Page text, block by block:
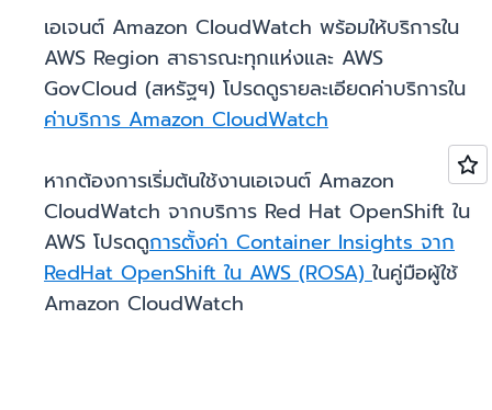
เอเจนต์ Amazon CloudWatch พร้อมให้บริการใน
AWS Region สาธารณะทุกแห่งและ AWS
GovCloud (สหรัฐฯ) โปรดดูรายละเอียดค่าบริการใน
ค่าบริการ Amazon CloudWatch
หากต้องการเริ่มต้นใช้งานเอเจนต์ Amazon
CloudWatch จากบริการ Red Hat OpenShift ใน
AWS โปรดดูการตั้งค่า Container Insights จาก
RedHat OpenShift ใน AWS (ROSA)ในคู่มือผู้ใช้
Amazon CloudWatch